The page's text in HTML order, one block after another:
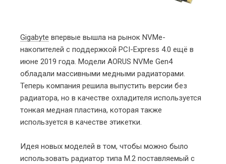
Gigabyte впервые вышла на рынок NVMe-
накопителей с поддержкой PCI-Express 4.0 ещё в
июне 2019 года. Модели AORUS NVMe Gen4
обладали массивными медными радиаторами.
Теперь компания решила выпустить версии без
радиатора, но в качестве охладителя используется
тонкая медная пластина, которая также
используется в качестве этикетки.
Идея новых моделей в том, чтобы можно было
использовать радиатор типа M.2 поставляемый с